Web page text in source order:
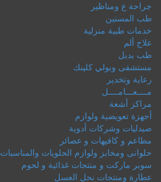
جراحة ع ومناظير
طب المسنين
خدمات طبية منزلية
علاج ألم
طب بديل
مستشفى وبولي كلينك
رعاية وتخدير
مــــعـــامــــل
مراكز أشعة
أجهزة تعويضية ولوازم
صيدليات وشركات أدوية
مطاعم و كافيهات و عصائر
حلوانى ومخابز ولوازم الحلويات والمناسبات
سوبر ماركت و منتجات غذائية و لحوم
عطارة ومنتجات نحل العسل